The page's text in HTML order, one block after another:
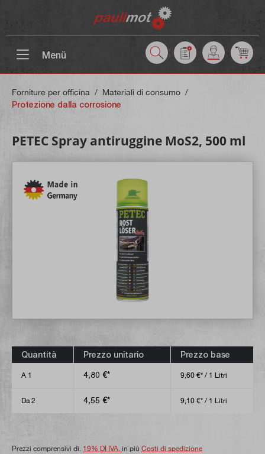
Menü
Forniture per officina / Materiali di consumo /
Protezione dalla corrosione
PETEC Spray antiruggine MoS2, 500 ml
Quantità Prezzo unitario Prezzo base
A 1 4,80 €* 9,60 €* / 1 Litri
Da2 4,55 €* 9,10 €* / 1 Litri
Prezzi comprensivi di. 19% DI IVA. in più Costi di spedizione